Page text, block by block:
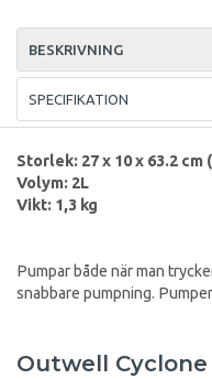
BESKRIVNING
SPECIFIKATION
Storlek: 27 x 10 x 63.2 cm
Volym: 2L
Vikt: 1,3 kg
Pumpar både när man
snabbare pumpning.
Outwell